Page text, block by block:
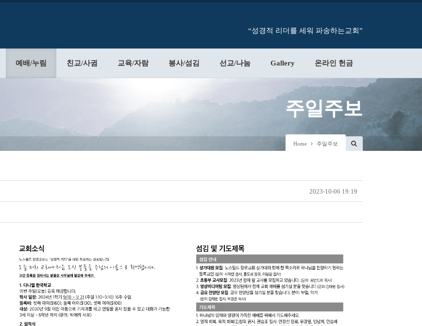
“성경적 리더를 세워 파송하는교회”
예배/누림 친교/사귐 교육/자람 봉사/섬김 선교/나눔 Gallery 온라인 헌금
Home 주일주보
주일주보
2023-10-06 19:19